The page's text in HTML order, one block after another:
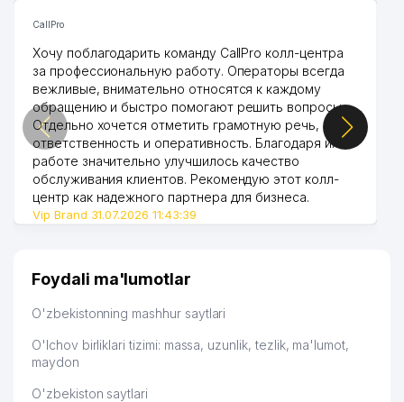
40 CHATKAL MOUNTAINS MChJ 837 м
41 BUSINESS BOOK MChJ 845 м
42
KRON TELEKOM NETVORK XUSUSIY
KORXONASI
897 м
43 BUROVA V.N. XUSUSIY KORXONASI
44 O'ZDONMAHSULOT AJ 913 м
CallPro
Хочу поблагодарить команду CallPro колл-центра
за профессиональную работу. Операторы всегда
вежливые, внимательно относятся к каждому
обращению и быстро помогают решить вопросы.
Отдельно хочется отметить грамотную речь,
ответственность и оперативность. Благодаря их
работе значительно улучшилось качество
обслуживания клиентов. Рекомендую этот колл-
центр как надежного партнера для бизнеса.
Vip Brand 31.07.2026 11:43:39
Foydali ma'lumotlar
O'zbekistonning mashhur saytlari
O'lchov birliklari tizimi: massa, uzunlik, tezlik, ma'lumot,
maydon
O'zbekiston saytlari